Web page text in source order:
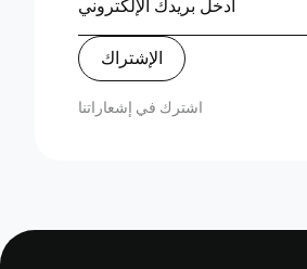
الإشتراك
اشترك في إشعاراتنا
تذييل